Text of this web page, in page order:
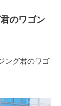
のワゴン
ング君のワゴ